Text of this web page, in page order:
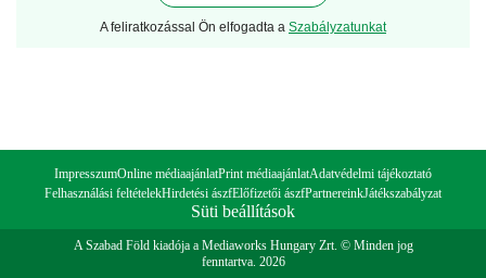
A feliratkozással Ön elfogadta a Szabályzatunkat
ImpresszumOnline médiaajánlatPrint médiaajánlatAdatvédelmi tájékoztató
Felhasználási feltételekHirdetési ászfElőfizetői ászfPartnereinkJátékszabályzat
Süti beállítások
A Szabad Föld kiadója a Mediaworks Hungary Zrt. © Minden jog
fenntartva. 2026